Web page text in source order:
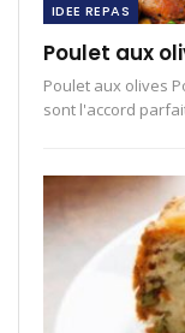
IDEE REPAS
Poulet aux
Poulet aux olives
sont l'accord